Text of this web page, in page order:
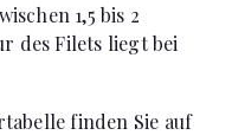
1,5 bis 2
des Filets liegt bei
finden Sie auf